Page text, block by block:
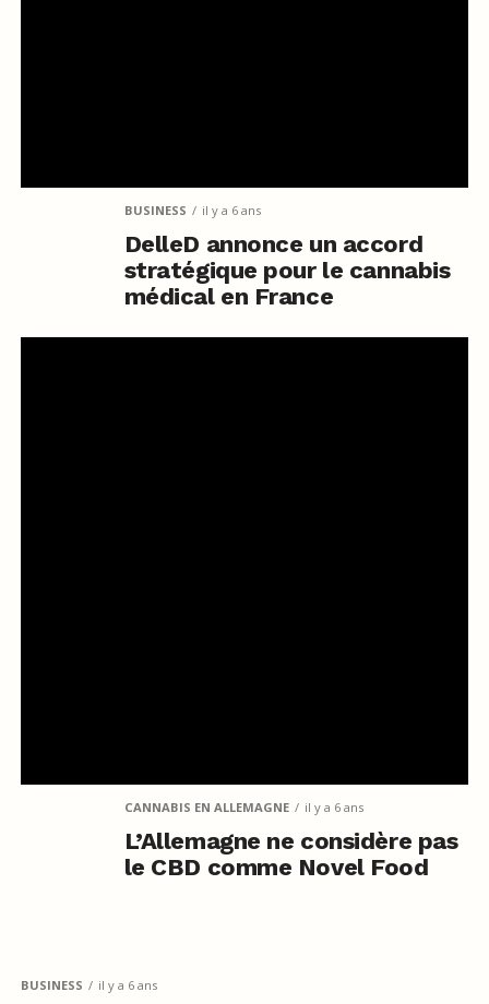
BUSINESS il y a 6 ans
DelleD annonce un accord
stratégique pour le cannabis
médical en France
CANNABIS EN ALLEMAGNE il y a 6 ans
L’Allemagne ne considère pas
le CBD comme Novel Food
BUSINESS il y a 6 ans